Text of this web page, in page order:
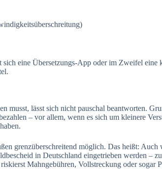
eine Übersetzungs-App oder im Zweifel eine
musst, lässt sich nicht pauschal beantworten.
– vor allem, wenn es sich um kleinere
grenzüberschreitend möglich. Das heißt: Auch
in Deutschland eingetrieben werden –
Mahngebühren, Vollstreckung oder sogar